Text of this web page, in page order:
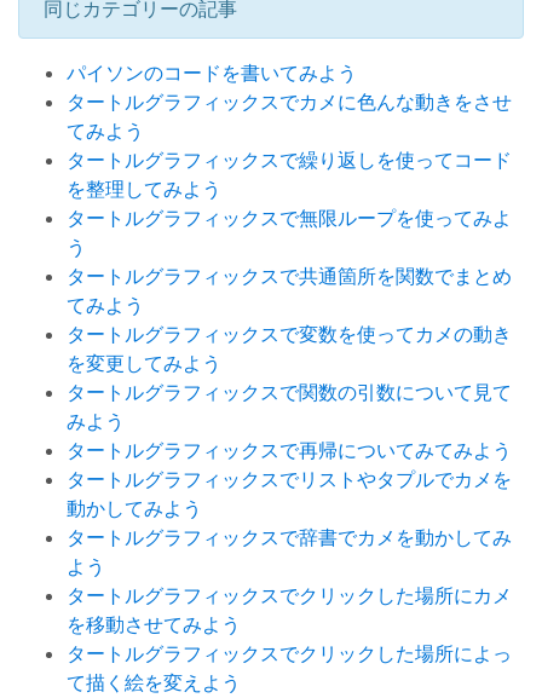
同じカテゴリーの記事
パイソンのコードを書いてみよう
タートルグラフィックスでカメに色んな動きをさせ
てみよう
タートルグラフィックスで繰り返しを使ってコード
を整理してみよう
タートルグラフィックスで無限ループを使ってみよ
う
タートルグラフィックスで共通箇所を関数でまとめ
てみよう
タートルグラフィックスで変数を使ってカメの動き
を変更してみよう
タートルグラフィックスで関数の引数について見て
みよう
タートルグラフィックスで再帰についてみてみよう
タートルグラフィックスでリストやタプルでカメを
動かしてみよう
タートルグラフィックスで辞書でカメを動かしてみ
よう
タートルグラフィックスでクリックした場所にカメ
を移動させてみよう
タートルグラフィックスでクリックした場所によっ
て描く絵を変えよう